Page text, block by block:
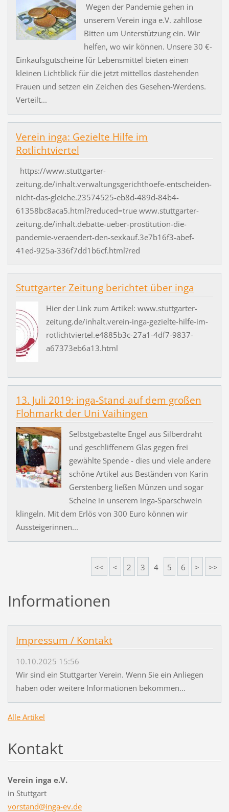
Wegen der Pandemie gehen in
unserem Verein inga e.V. zahllose
Bitten um Unterstützung ein. Wir
helfen, wo wir können. Unsere 30 €-
Einkaufsgutscheine für Lebensmittel bieten einen
kleinen Lichtblick für die jetzt mittellos dastehenden
Frauen und setzen ein Zeichen des Gesehen-Werdens.
Verteilt...
Verein inga: Gezielte Hilfe im
Rotlichtviertel
https://www.stuttgarter-
zeitung.de/inhalt.verwaltungsgerichthoefe-entscheiden-
nicht-das-gleiche.23574525-eb8d-489d-84b4-
61358bc8aca5.html?reduced=true www.stuttgarter-
zeitung.de/inhalt.debatte-ueber-prostitution-die-
pandemie-veraendert-den-sexkauf.3e7b16f3-abef-
41ed-925a-336f7dd1b6cf.html?red
Stuttgarter Zeitung berichtet über inga
Hier der Link zum Artikel: www.stuttgarter-
zeitung.de/inhalt.verein-inga-gezielte-hilfe-im-
rotlichtviertel.e4885b3c-27a1-4df7-9837-
a67373eb6a13.html
13. Juli 2019: inga-Stand auf dem großen
Flohmarkt der Uni Vaihingen
Selbstgebastelte Engel aus Silberdraht
und geschliffenem Glas gegen frei
gewählte Spende - dies und viele andere
schöne Artikel aus Beständen von Karin
Gerstenberg ließen Münzen und sogar
Scheine in unserem inga-Sparschwein
klingeln. Mit dem Erlös von 300 Euro können wir
Aussteigerinnen...
<< < 2 3 4 5 6 > >>
Informationen
Impressum / Kontakt
10.10.2025 15:56
Wir sind ein Stuttgarter Verein. Wenn Sie ein Anliegen
haben oder weitere Informationen bekommen...
Alle Artikel
Kontakt
Verein inga e.V.
in Stuttgart
vorstand@inga-ev.de